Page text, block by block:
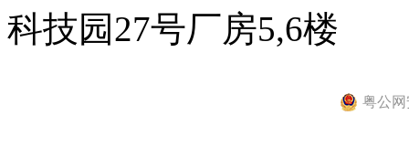
科技园27号厂房5,6楼
粤公网